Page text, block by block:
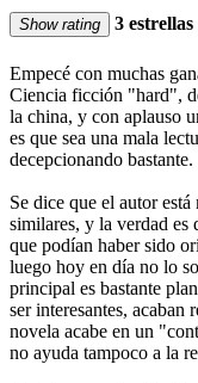
Show rating 3 estrellas
Empecé con muchas
Ciencia ficción "hard",
la china, y con aplauso
es que sea una mala
decepcionando bastante.
Se dice que el autor
similares, y la verdad es
que podían haber sido
luego hoy en día no lo
principal es bastante
ser interesantes, acaban
novela acabe en un
no ayuda tampoco a la